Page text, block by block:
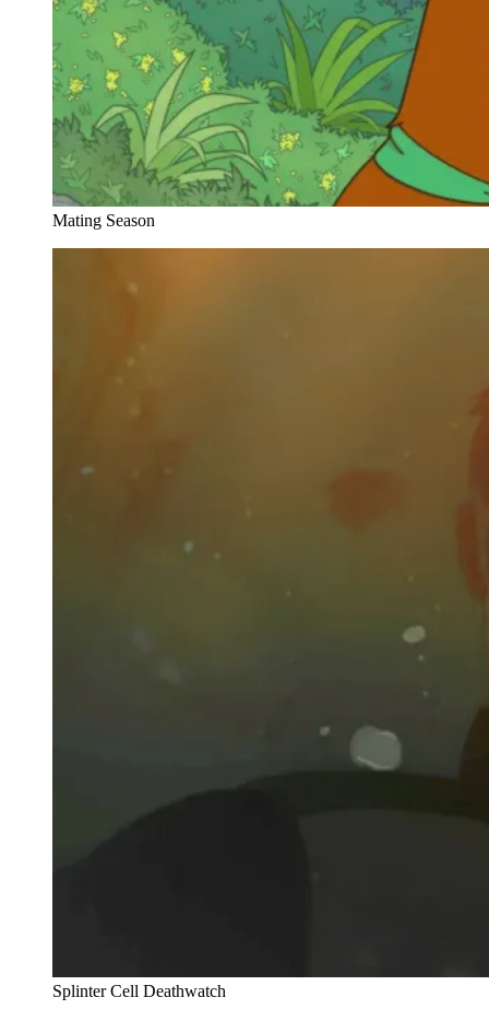
Mating Season
Splinter Cell Deathwatch